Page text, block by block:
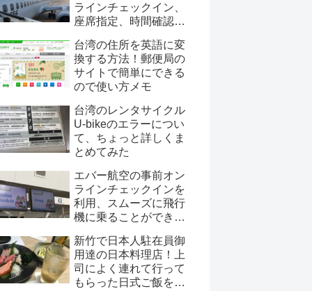
ラインチェックイン、
座席指定、時間確認情
にメリットはあるの？
台湾の住所を英語に変
換する方法！郵便局の
サイトで簡単にできる
ので使い方メモ
台湾のレンタサイクル
U-bikeのエラーについ
て、ちょっと詳しくま
とめてみた
エバー航空の事前オン
ラインチェックインを
利用、スムーズに飛行
機に乗ることができる
新竹で日本人駐在員御
用達の日本料理店！上
司によく連れて行って
もらった日式ご飯を紹